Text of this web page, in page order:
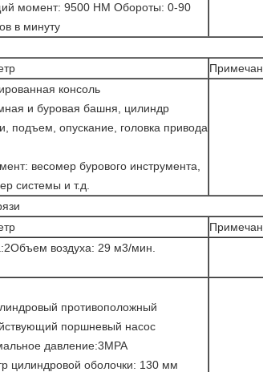
момент: 9500 НМ Обороты: 0-90
в минуту
консоль
и буровая башня, цилиндр
подъем, опускание, головка привода
весомер бурового инструмента,
системы и т.д.
воздуха: 29 м3/мин.
противоположный
поршневый насос
давление:3MPA
цилиндровой оболочки: 130 мм